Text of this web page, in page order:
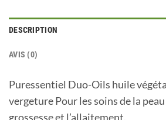
DESCRIPTION
AVIS (0)
Puressentiel Duo-Oils huile
vergeture Pour les soins de la